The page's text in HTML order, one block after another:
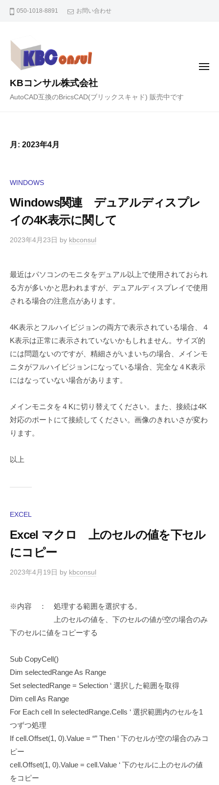
050-1018-8891 お問い合わせ
KBコンサル株式会社
AutoCAD互換のBricsCAD(ブリックスキャド) 販売中です
メ
月: 2023年4月
WINDOWS
Windows関連 デュアルディスプレ
イの4K表示に関して
2023年4月23日 by kbconsul
最近はパソコンのモニタをデュアル以上で使用されておられ
る方が多いかと思われますが、デュアルディスプレイで使用
される場合の注意点があります。
4K表示とフルハイビジョンの両方で表示されている場合、４
K表示は正常に表示されていないかもしれません。サイズ的
には問題ないのですが、精細さがいまいちの場合、メインモ
ニタがフルハイビジョンになっている場合、完全な４K表示
にはなっていない場合があります。
メインモニタを４Kに切り替えてください。また、接続は4K
対応のポートにて接続してください。画像のきれいさが変わ
ります。
以上
EXCEL
Excel マクロ 上のセルの値を下セル
にコピー
2023年4月19日 by kbconsul
※内容 ： 処理する範囲を選択する。
上のセルの値を、下のセルの値が空の場合のみ
下のセルに値をコピーする
Sub CopyCell()
Dim selectedRange As Range
Set selectedRange = Selection ‘ 選択した範囲を取得
Dim cell As Range
For Each cell In selectedRange.Cells ‘ 選択範囲内のセルを1
つずつ処理
If cell.Offset(1, 0).Value = “” Then ‘ 下のセルが空の場合のみコ
ピー
cell.Offset(1, 0).Value = cell.Value ‘ 下のセルに上のセルの値
をコピー